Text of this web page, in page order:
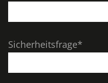
Sicherheitsfrage*